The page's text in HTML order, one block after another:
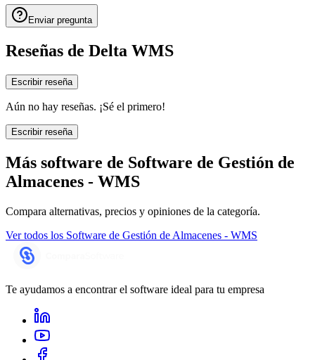
Enviar pregunta
Reseñas de Delta WMS
Escribir reseña
Aún no hay reseñas. ¡Sé el primero!
Escribir reseña
Más software de Software de Gestión de
Almacenes - WMS
Compara alternativas, precios y opiniones de la categoría.
Ver todos los Software de Gestión de Almacenes - WMS
Te ayudamos a encontrar el software ideal para tu empresa